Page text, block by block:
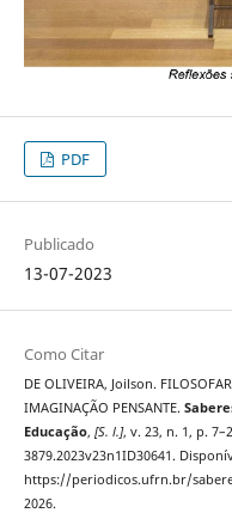
PDF
Publicado
13-07-2023
Como Citar
DE OLIVEIRA, Joilson.
IMAGINAÇÃO PENSANTE.
Educação, [S. l.], v. 23, n. 1, p.
3879.2023v23n1ID30641.
https://periodicos.ufrn.br/
2026.